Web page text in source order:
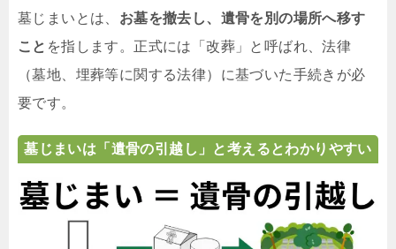
墓じまいとは、 お墓を撤去し、遺骨を別の場所へ移す
こと を指します。正式には「改葬」と呼ばれ、法律
（墓地、埋葬等に関する法律）に基づいた手続きが必
要です。
墓じまいは「遺骨の引越し」と考えるとわかりやすい